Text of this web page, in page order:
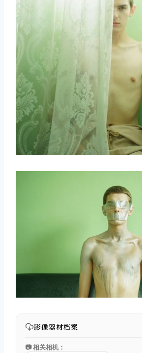
影像器材档案
📷 相关相机：